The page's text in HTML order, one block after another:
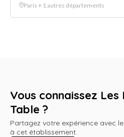
Paris + 1 autres départements
Vous connaissez
Table ?
Partagez votre expérience avec
à cet établissement.